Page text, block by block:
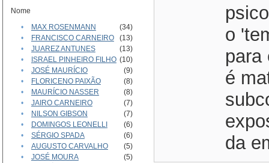
Nome
•
MAX ROSENMANN
(34)
•
FRANCISCO CARNEIRO
(13)
•
JUAREZ ANTUNES
(13)
•
ISRAEL PINHEIRO FILHO (10)
•
JOSÉ MAURÍCIO
(9)
•
FLORICENO PAIXÃO
(8)
•
MAURÍCIO NASSER
(8)
•
JAIRO CARNEIRO
(7)
•
NILSON GIBSON
(7)
•
DOMINGOS LEONELLI
(6)
•
SÉRGIO SPADA
(6)
•
AUGUSTO CARVALHO
(5)
•
JOSÉ MOURA
(5)
o
para
é
da